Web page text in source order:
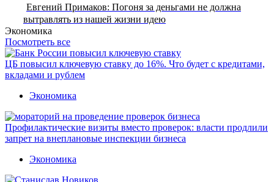
Евгений Примаков: Погоня за деньгами не должна
вытравлять из нашей жизни идею
Экономика
Посмотреть все
ЦБ повысил ключевую ставку до 16%. Что будет с кредитами,
вкладами и рублем
Экономика
Профилактические визиты вместо проверок: власти продлили
запрет на внеплановые инспекции бизнеса
Экономика